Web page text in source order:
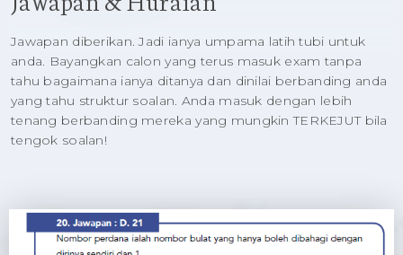
Jawapan diberikan. Jadi ianya umpama latih tubi untuk
anda. Bayangkan calon yang terus masuk exam tanpa
tahu bagaimana ianya ditanya dan dinilai berbanding anda
yang tahu struktur soalan. Anda masuk dengan lebih
tenang berbanding mereka yang mungkin TERKEJUT bila
tengok soalan!